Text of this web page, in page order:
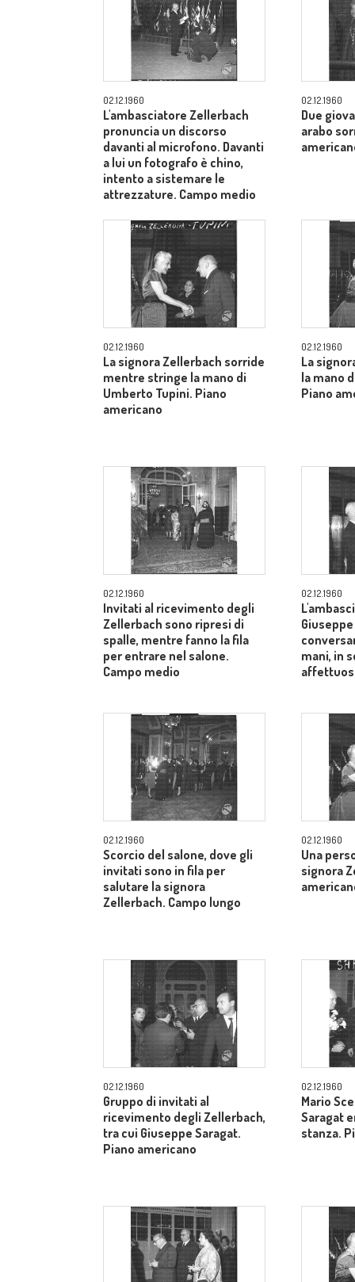
02.12.1960
L'ambasciatore Zellerbach
pronuncia un discorso
davanti al microfono. Davanti
a lui un fotografo è chino,
intento a sistemare le
attrezzature. Campo medio
02.12.1960
Due
arabo
02.12.1960
La signora Zellerbach sorride
mentre stringe la mano di
Umberto Tupini. Piano
americano
02.12.1960
La
la mano
Piano
02.12.1960
Invitati al ricevimento degli
Zellerbach sono ripresi di
spalle, mentre fanno la fila
per entrare nel salone.
Campo medio
02.12.1960
mani, in
02.12.1960
Scorcio del salone, dove gli
invitati sono in fila per
salutare la signora
Zellerbach. Campo lungo
02.12.1960
Una
signora
02.12.1960
Gruppo di invitati al
ricevimento degli Zellerbach,
tra cui Giuseppe Saragat.
Piano americano
02.12.1960
Mario
Saragat
stanza.